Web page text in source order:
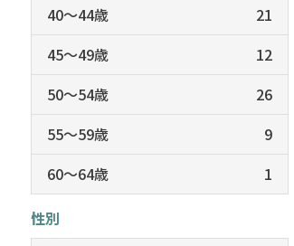
40～44歳
21
45～49歳
12
50～54歳
26
55～59歳
9
60～64歳
1
性別